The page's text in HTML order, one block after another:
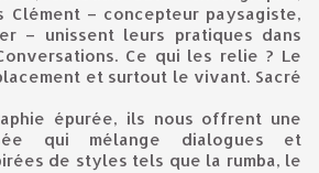
Clément – concepteur paysagiste,
– unissent leurs pratiques dans
Ce qui les relie ? Le
et surtout le vivant. Sacré
épurée, ils nous offrent une
qui mélange dialogues et
de styles tels que la rumba, le